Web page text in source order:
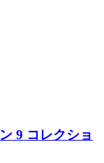
9 コレクショ